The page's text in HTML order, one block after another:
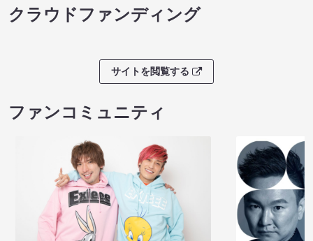
クラウドファンディング
サイトを閲覧する
ファンコミュニティ